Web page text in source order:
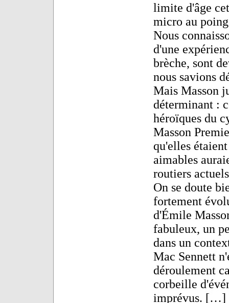
limite d'âge
micro au
Nous
d'une
brèche, sont
nous savions
Mais Masson
déterminant :
héroïques du
Masson
qu'elles
aimables
routiers
On se doute
fortement
d'Émile
fabuleux, un
dans un
Mac Sennett
déroulement
corbeille
imprévus. […]